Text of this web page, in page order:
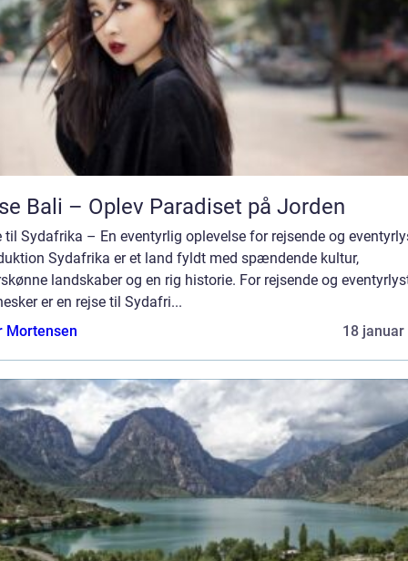
Bali – Oplev Paradiset på Jorden
til Sydafrika – En eventyrlig oplevelse for rejsende og
Sydafrika er et land fyldt med spændende kultur,
landskaber og en rig historie. For rejsende og
er en rejse til Sydafri...
Mortensen
18 januar